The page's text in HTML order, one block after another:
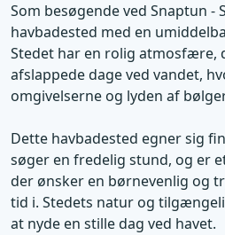
Som besøgende ved Snaptun -
havbadested med en
Stedet har en rolig atmosfære,
afslappede dage ved vandet,
omgivelserne og lyden af
Dette havbadested egner sig
søger en fredelig stund, og er
der ønsker en børnevenlig og
tid i. Stedets natur og
at nyde en stille dag ved havet.